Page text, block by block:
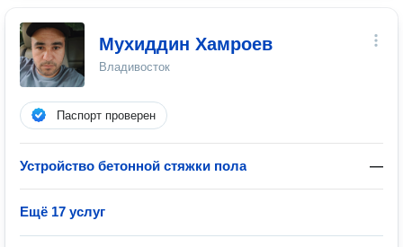
Мухиддин Хамроев
Владивосток
Паспорт проверен
Устройство бетонной стяжки пола —
Ещё 17 услуг